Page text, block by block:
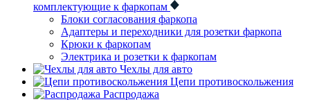
комплектующие к фаркопам
Блоки согласования фаркопа
Адаптеры и переходники для розетки фаркопа
Крюки к фаркопам
Электрика и розетки к фаркопам
Чехлы для авто
Цепи противоскольжения
Распродажа